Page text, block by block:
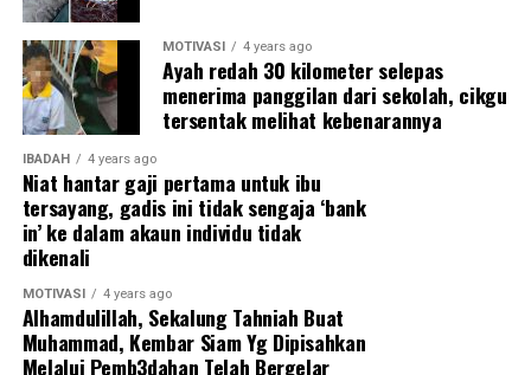
MOTIVASI 4 years ago
Ayah redah 30 kilometer selepas
menerima panggilan dari sekolah, cikgu
tersentak melihat kebenarannya
IBADAH 4 years ago
Niat hantar gaji pertama untuk ibu
tersayang, gadis ini tidak sengaja ‘bank
in’ ke dalam akaun individu tidak
dikenali
MOTIVASI 4 years ago
Alhamdulillah, Sekalung Tahniah Buat
Muhammad, Kembar Siam Yg Dipisahkan
Melalui Pemb3dahan Telah Bergelar